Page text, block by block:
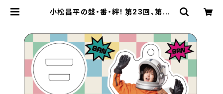
小松昌平の盤・番・絆! 第23回、第24